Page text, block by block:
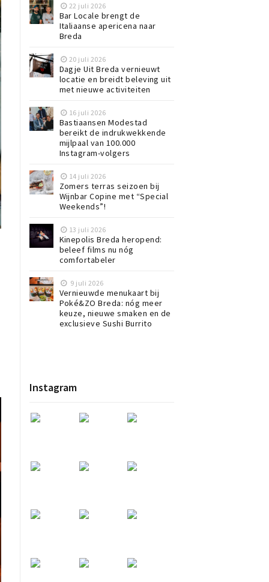
22 juli 2026
Bar Locale brengt de
Italiaanse apericena naar
Breda
20 juli 2026
Dagje Uit Breda vernieuwt
locatie en breidt beleving uit
met nieuwe activiteiten
16 juli 2026
Bastiaansen Modestad
bereikt de indrukwekkende
mijlpaal van 100.000
Instagram-volgers
14 juli 2026
Zomers terras seizoen bij
Wijnbar Copine met “Special
Weekends”!
13 juli 2026
Kinepolis Breda heropend:
beleef films nu nóg
comfortabeler
9 juli 2026
Vernieuwde menukaart bij
Poké&ZO Breda: nóg meer
keuze, nieuwe smaken en de
exclusieve Sushi Burrito
Instagram